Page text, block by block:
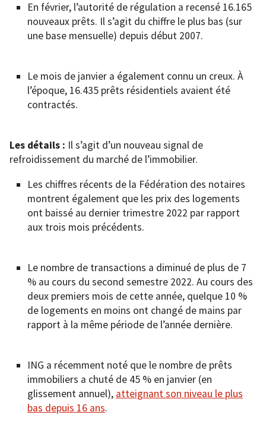
En février, l’autorité de régulation a recensé 16.165
nouveaux prêts. Il s’agit du chiffre le plus bas (sur
une base mensuelle) depuis début 2007.
Le mois de janvier a également connu un creux. À
l’époque, 16.435 prêts résidentiels avaient été
contractés.
Les détails : Il s’agit d’un nouveau signal de
refroidissement du marché de l’immobilier.
Les chiffres récents de la Fédération des notaires
montrent également que les prix des logements
ont baissé au dernier trimestre 2022 par rapport
aux trois mois précédents.
Le nombre de transactions a diminué de plus de 7
% au cours du second semestre 2022. Au cours des
deux premiers mois de cette année, quelque 10 %
de logements en moins ont changé de mains par
rapport à la même période de l’année dernière.
ING a récemment noté que le nombre de prêts
immobiliers a chuté de 45 % en janvier (en
glissement annuel), atteignant son niveau le plus
bas depuis 16 ans.